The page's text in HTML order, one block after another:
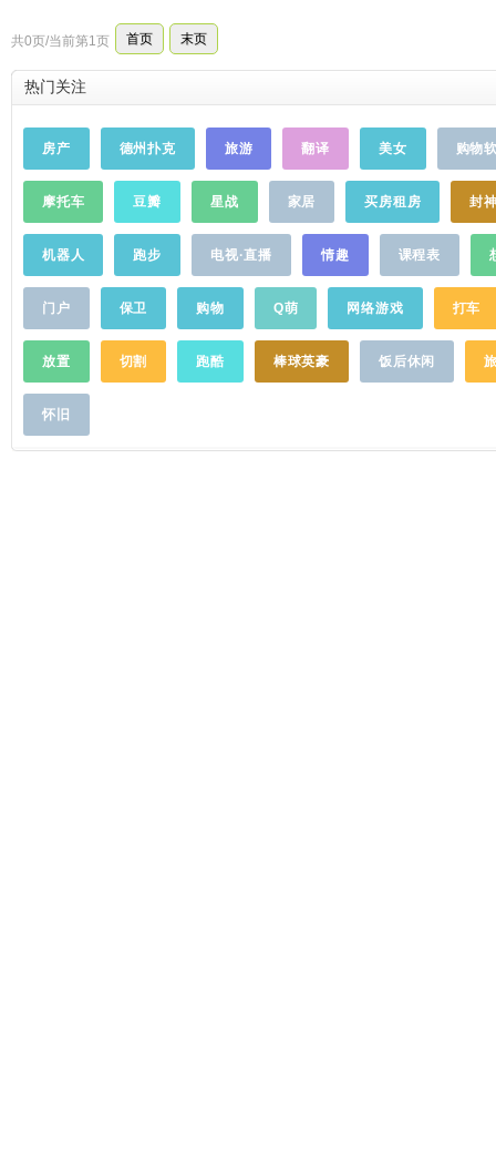
共0页/当前第1页 首页 末页
热门关注
房产 德州扑克 旅游 翻译 美女 购物
摩托车 豆瓣 星战 家居 买房租房 封
机器人 跑步 电视·直播 情趣 课程表
门户 保卫 购物 Q萌 网络游戏 打车
放置 切割 跑酷 棒球英豪 饭后休闲
怀旧